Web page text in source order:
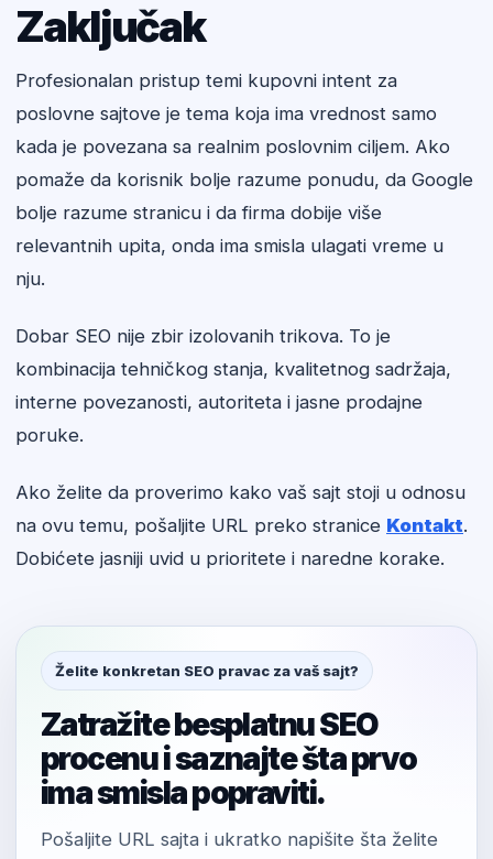
Zaključak
Profesionalan pristup temi kupovni intent za
poslovne sajtove je tema koja ima vrednost samo
kada je povezana sa realnim poslovnim ciljem. Ako
pomaže da korisnik bolje razume ponudu, da Google
bolje razume stranicu i da firma dobije više
relevantnih upita, onda ima smisla ulagati vreme u
nju.
Dobar SEO nije zbir izolovanih trikova. To je
kombinacija tehničkog stanja, kvalitetnog sadržaja,
interne povezanosti, autoriteta i jasne prodajne
poruke.
Ako želite da proverimo kako vaš sajt stoji u odnosu
na ovu temu, pošaljite URL preko stranice Kontakt.
Dobićete jasniji uvid u prioritete i naredne korake.
Želite konkretan SEO pravac za vaš sajt?
Zatražite besplatnu SEO
procenu i saznajte šta prvo
ima smisla popraviti.
Pošaljite URL sajta i ukratko napišite šta želite